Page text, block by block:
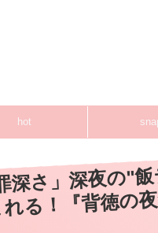
hot
さ」深夜の"
る！『背徳の